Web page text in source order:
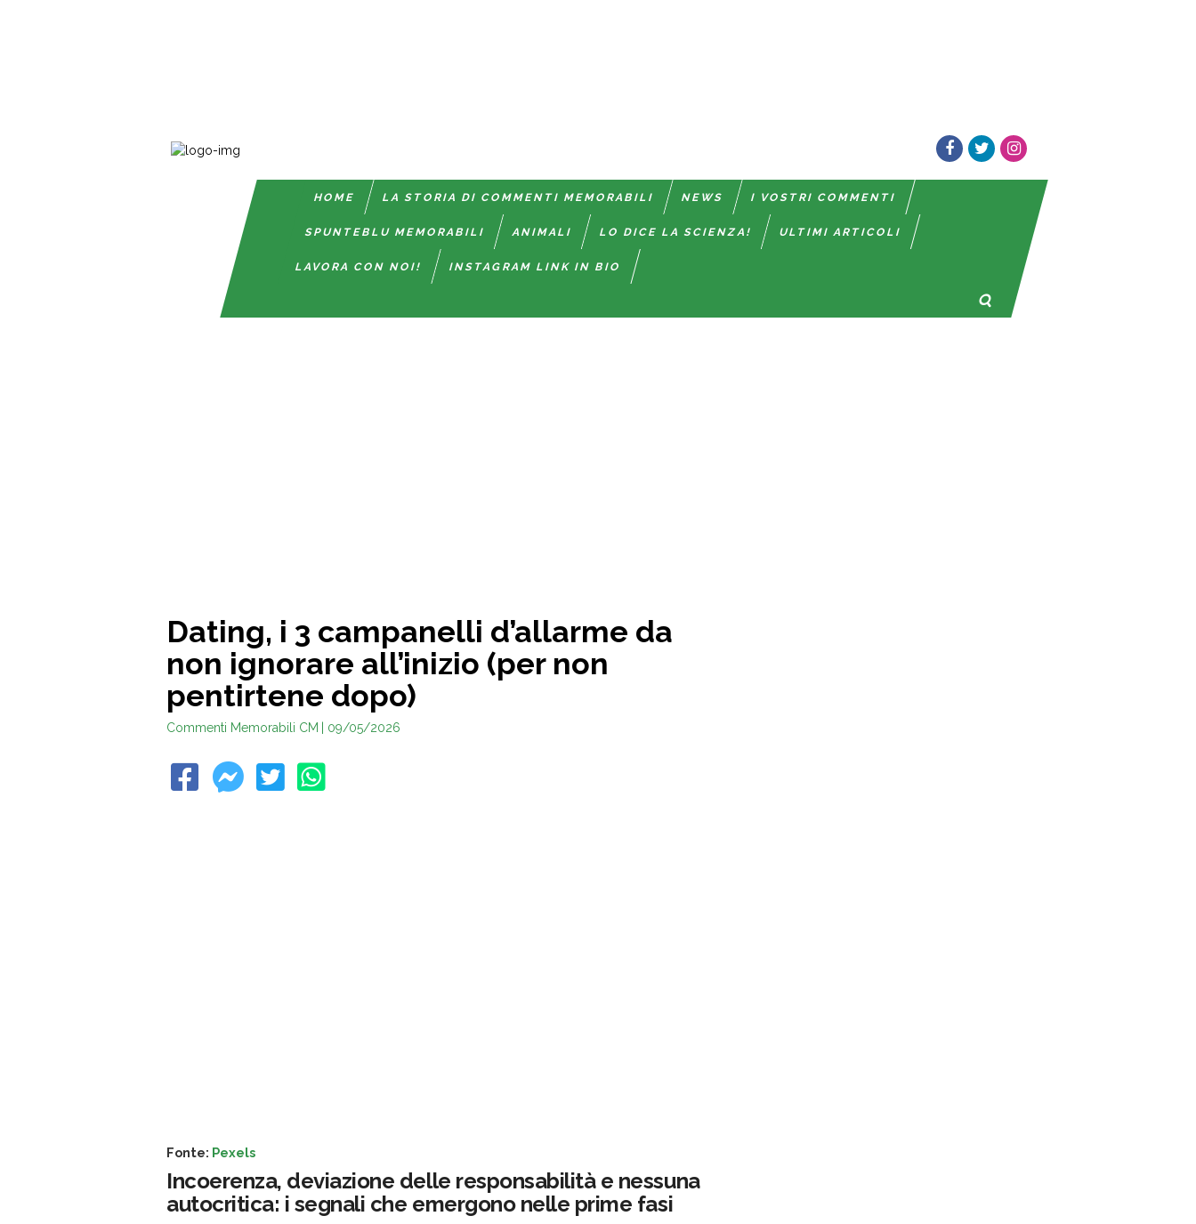
HOME LA STORIA DI COMMENTI MEMORABILI NEWS I VOSTRI COMMENTI
SPUNTEBLU MEMORABILI ANIMALI LO DICE LA SCIENZA! ULTIMI ARTICOLI
LAVORA CON NOI! INSTAGRAM LINK IN BIO
Dating, i 3 campanelli d’allarme da
non ignorare all’inizio (per non
pentirtene dopo)
Commenti Memorabili CM | 09/05/2026
Fonte: Pexels
Incoerenza, deviazione delle responsabilità e nessuna
autocritica: i segnali che emergono nelle prime fasi